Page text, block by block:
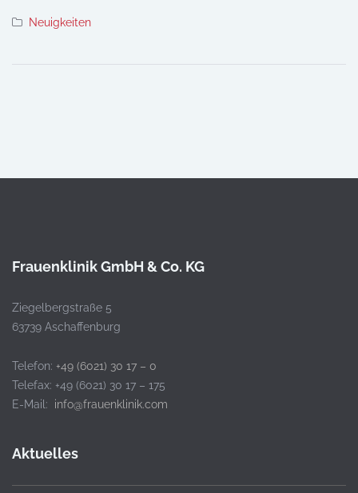
Neuigkeiten
Frauenklinik GmbH & Co. KG
Ziegelbergstraße 5
63739 Aschaffenburg
Telefon: +49 (6021) 30 17 – 0
Telefax: +49 (6021) 30 17 – 175
E-Mail: info@frauenklinik.com
Aktuelles